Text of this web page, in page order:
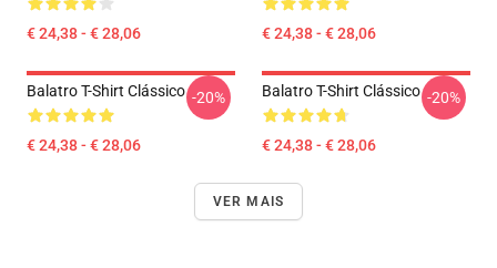
€ 24,38 - € 28,06 € 24,38 - € 28,06
Balatro T-Shirt Clássico
€ 24,38 - € 28,06
-20% Balatro T-Shirt Clássico
€ 24,38 - € 28,06
-20%
VER MAIS